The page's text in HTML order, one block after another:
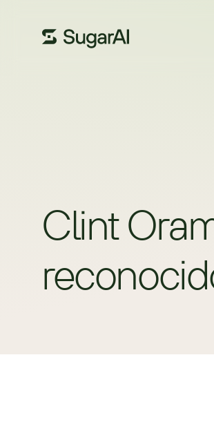
Clint